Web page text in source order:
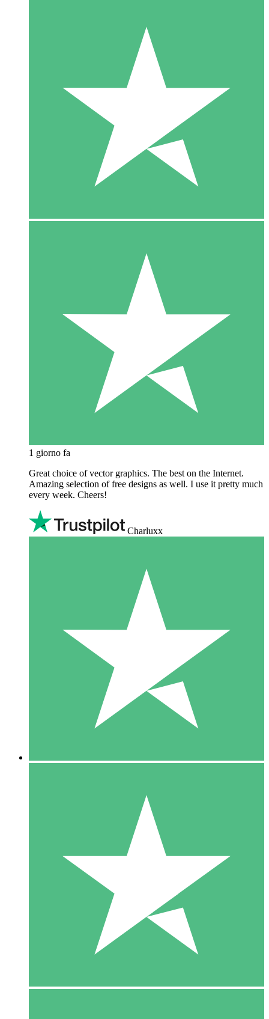
1 giorno fa
Great choice of vector graphics. The best on the Internet.
Amazing selection of free designs as well. I use it pretty much
every week. Cheers!
Charluxx